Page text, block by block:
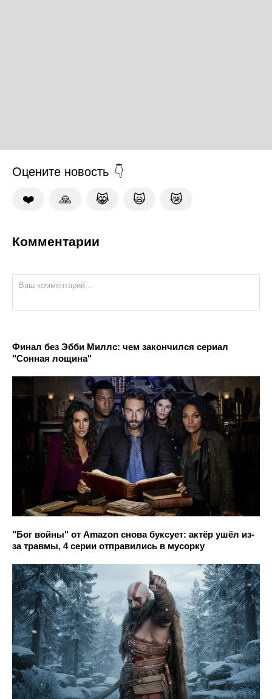
Оцените новость
❤️ 🙏 😹 🙀 😿
Комментарии
Финал без Эбби Миллс: чем закончился сериал
"Сонная лощина"
"Бог войны" от Amazon снова буксует: актёр ушёл из-
за травмы, 4 серии отправились в мусорку